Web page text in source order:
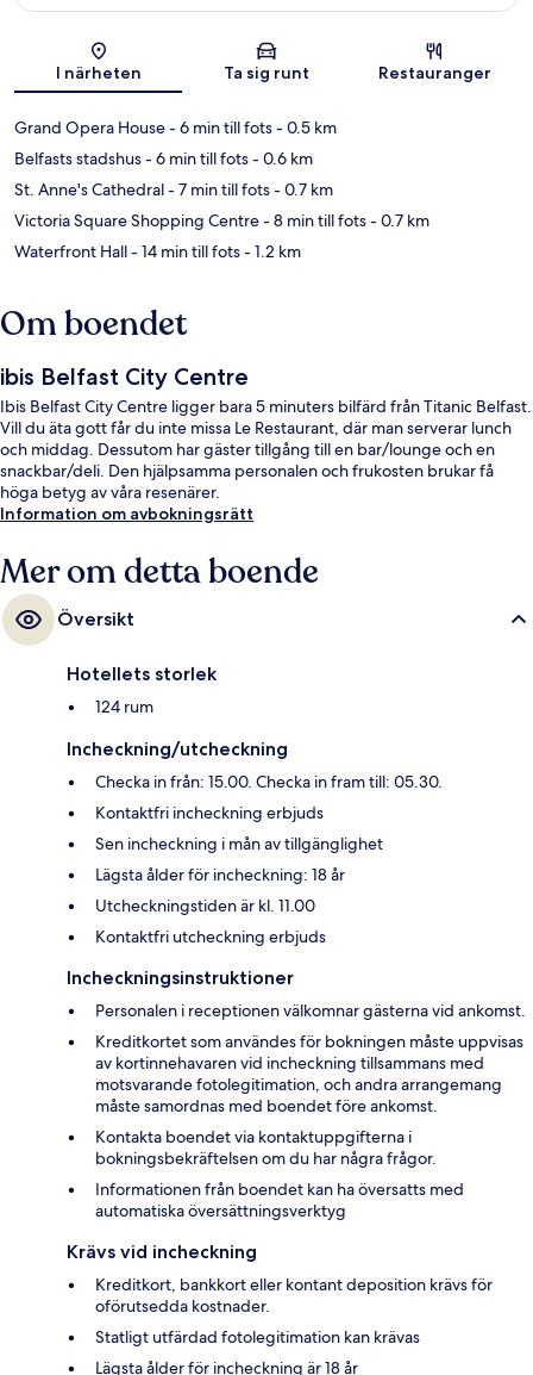
I närheten Ta sig runt Restauranger
Grand Opera House- 6 min till fots- 0.5 km
Belfasts stadshus- 6 min till fots- 0.6 km
St. Anne's Cathedral- 7 min till fots- 0.7 km
Victoria Square Shopping Centre- 8 min till fots- 0.7 km
Waterfront Hall- 14 min till fots- 1.2 km
Om boendet
ibis Belfast City Centre
Ibis Belfast City Centre ligger bara 5 minuters bilfärd från Titanic Belfast.
Vill du äta gott får du inte missa Le Restaurant, där man serverar lunch
och middag. Dessutom har gäster tillgång till en bar/lounge och en
snackbar/deli. Den hjälpsamma personalen och frukosten brukar få
höga betyg av våra resenärer.
Information om avbokningsrätt
Mer om detta boende
Översikt
Hotellets storlek
124 rum
Incheckning/utcheckning
Checka in från: 15.00. Checka in fram till: 05.30.
Kontaktfri incheckning erbjuds
Sen incheckning i mån av tillgänglighet
Lägsta ålder för incheckning: 18 år
Utcheckningstiden är kl. 11.00
Kontaktfri utcheckning erbjuds
Incheckningsinstruktioner
Personalen i receptionen välkomnar gästerna vid ankomst.
Kreditkortet som användes för bokningen måste uppvisas
av kortinnehavaren vid incheckning tillsammans med
motsvarande fotolegitimation, och andra arrangemang
måste samordnas med boendet före ankomst.
Kontakta boendet via kontaktuppgifterna i
bokningsbekräftelsen om du har några frågor.
Informationen från boendet kan ha översatts med
automatiska översättningsverktyg
Krävs vid incheckning
Kreditkort, bankkort eller kontant deposition krävs för
oförutsedda kostnader.
Statligt utfärdad fotolegitimation kan krävas
Lägsta ålder för incheckning är 18 år